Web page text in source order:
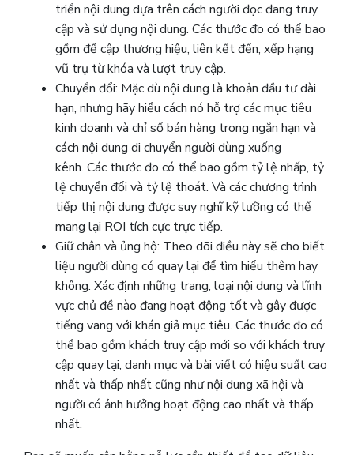
triển nội dung dựa trên cách người đọc đang truy
cập và sử dụng nội dung. Các thước đo có thể bao
gồm đề cập thương hiệu, liên kết đến, xếp hạng
vũ trụ từ khóa và lượt truy cập.
Chuyển đổi: Mặc dù nội dung là khoản đầu tư dài
hạn, nhưng hãy hiểu cách nó hỗ trợ các mục tiêu
kinh doanh và chỉ số bán hàng trong ngắn hạn và
cách nội dung di chuyển người dùng xuống
kênh. Các thước đo có thể bao gồm tỷ lệ nhấp, tỷ
lệ chuyển đổi và tỷ lệ thoát. Và các chương trình
tiếp thị nội dung được suy nghĩ kỹ lưỡng có thể
mang lại ROI tích cực trực tiếp.
Giữ chân và ủng hộ: Theo dõi điều này sẽ cho biết
liệu người dùng có quay lại để tìm hiểu thêm hay
không. Xác định những trang, loại nội dung và lĩnh
vực chủ đề nào đang hoạt động tốt và gây được
tiếng vang với khán giả mục tiêu. Các thước đo có
thể bao gồm khách truy cập mới so với khách truy
cập quay lại, danh mục và bài viết có hiệu suất cao
nhất và thấp nhất cũng như nội dung xã hội và
người có ảnh hưởng hoạt động cao nhất và thấp
nhất.